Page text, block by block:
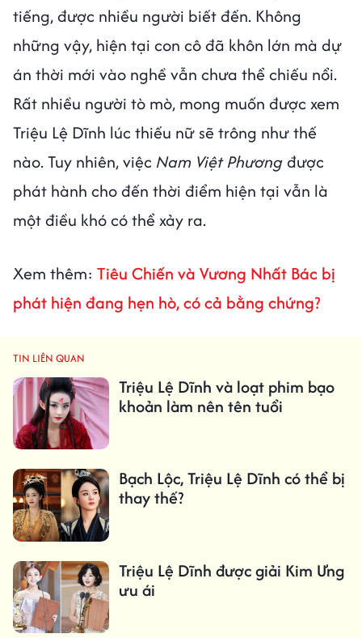
tiếng, được nhiều người biết đến. Không
những vậy, hiện tại con cô đã khôn lớn mà dự
án thời mới vào nghề vẫn chưa thể chiếu nổi.
Rất nhiều người tò mò, mong muốn được xem
Triệu Lệ Dĩnh lúc thiếu nữ sẽ trông như thế
nào. Tuy nhiên, việc Nam Việt Phươngđược
phát hành cho đến thời điểm hiện tại vẫn là
một điều khó có thể xảy ra.
Xem thêm: Tiêu Chiến và Vương Nhất Bác bị
phát hiện đang hẹn hò, có cả bằng chứng?
TIN LIÊN QUAN
Triệu Lệ Dĩnh và loạt phim bạo
khoản làm nên tên tuổi
Bạch Lộc, Triệu Lệ Dĩnh có thể bị
thay thế?
Triệu Lệ Dĩnh được giải Kim Ưng
ưu ái